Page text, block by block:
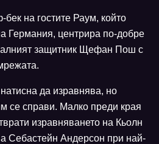
на гостите Раум, който
Германия, центрира по-добре
защитник Щефан Пош с
да изравнява, но
се справи. Малко преди края
изравняването на Кьолн
Себастейн Андерсон при най-